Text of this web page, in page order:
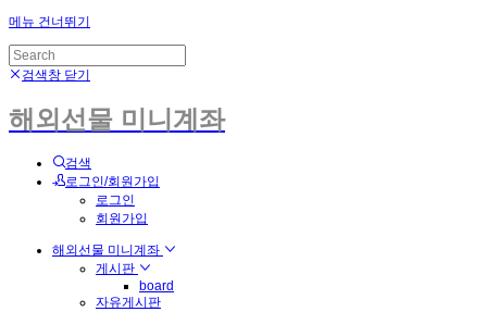
메뉴 건너뛰기
검색창 닫기
해외선물 미니계좌
검색
로그인/회원가입
로그인
회원가입
해외선물 미니계좌
게시판
board
자유게시판